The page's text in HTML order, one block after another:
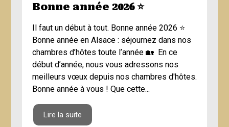
Bonne année 2026 ⭐️
Il faut un début à tout. Bonne année 2026 ⭐️
Bonne année en Alsace : séjournez dans nos
chambres d’hôtes toute l’année 🏡 En ce
début d’année, nous vous adressons nos
meilleurs vœux depuis nos chambres d'hôtes.
Bonne année à vous ! Que cette...
Lire la suite